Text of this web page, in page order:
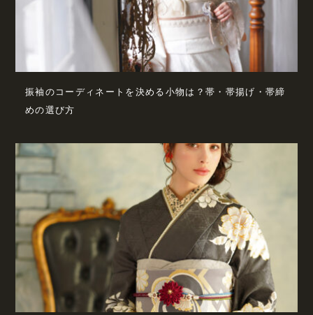
振袖のコーディネートを決める小物は？帯・帯揚げ・帯締
めの選び方